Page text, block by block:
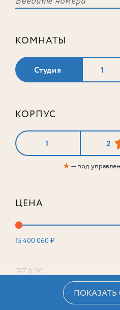
КОМНАТЫ
Студия 1
КОРПУС
1 2
★— под
ЦЕНА
15 400 060 ₽
ЭТАЖ
ПОКАЗАТЬ
соответствует